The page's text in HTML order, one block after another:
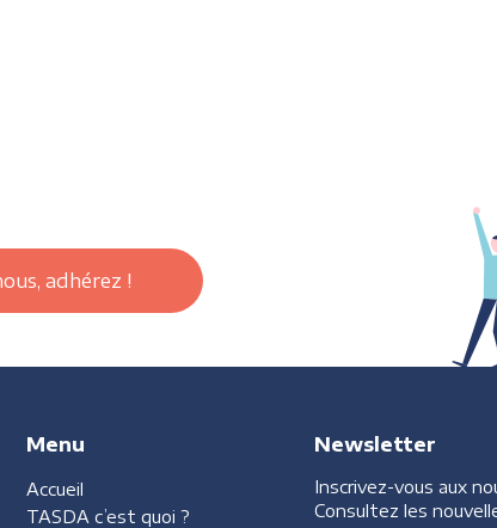
adhérez !
Menu
Accueil
TASDA c’est quoi ?
Newsletter
Inscrivez-vous aux
Consultez les